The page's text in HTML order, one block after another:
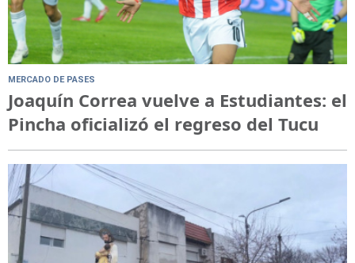
MERCADO DE PASES
Joaquín Correa vuelve a Estudiantes: el
Pincha oficializó el regreso del Tucu